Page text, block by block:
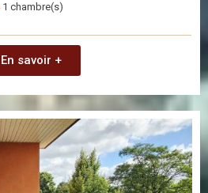
1 chambre(s)
En savoir +